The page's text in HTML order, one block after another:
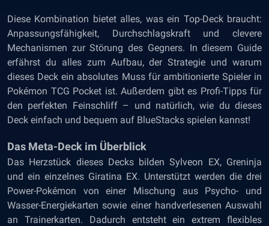
Diese Kombination bietet alles, was ein Top-Deck braucht:
Anpassungsfähigkeit, Durchschlagskraft und clevere
Mechanismen zur Störung des Gegners. In diesem Guide
erfährst du alles zum Aufbau, der Strategie und warum
dieses Deck ein absolutes Muss für ambitionierte Spieler in
Pokémon TCG Pocket ist. Außerdem gibt es Profi-Tipps für
den perfekten Feinschliff – und natürlich, wie du dieses
Deck einfach und bequem auf BlueStacks spielen kannst!
Das Meta-Deck im Überblick
Das Herzstück dieses Decks bilden Sylveon EX, Greninja
und ein einzelnes Giratina EX. Unterstützt werden die drei
Power-Pokémon von einer Mischung aus Psycho- und
Wasser-Energiekarten sowie einer handverlesenen Auswahl
an Trainerkarten. Dadurch entsteht ein extrem flexibles